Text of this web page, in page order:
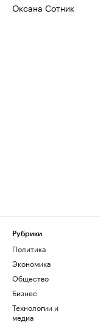
Оксана Сотник
Рубрики
Политика
Экономика
Общество
Бизнес
Технологии и
медиа